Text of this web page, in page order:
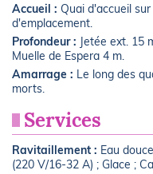
Accueil : Quai d'accueil
d'emplacement.
Profondeur : Jetée ext. 15
Muelle de Espera 4 m.
Amarrage : Le long des
morts.
Services
Ravitaillement : Eau
(220 V/16-32 A) ; Glace ;